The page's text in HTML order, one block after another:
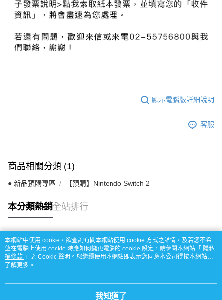
顯示電腦版詳細說明
客服
商品相關分類 (1)
● 新品預購專區 【預購】Nintendo Switch 2
本分類熱銷全站排行
熱門標籤
本網站中使用 cookie，欲查詢有關本網站使用 cookie 方式之詳情，及若您不希
望在電腦上使用 cookie 時應如何變更電腦的 cookie 設定，請參閱本網站「 隱私
權條款 」之 Cookie 聲明。您繼續使用本網站即表示您同意本公司得按本網站使
用條款之 Cookie 聲明使用 cookie。
了解更多 >
我知道了